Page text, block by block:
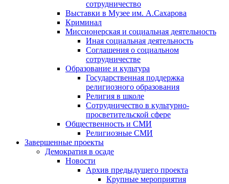
сотрудничество
Выставки в Музее им. А.Сахарова
Криминал
Миссионерская и социальная деятельность
Иная социальная деятельность
Соглашения о социальном
сотрудничестве
Образование и культура
Государственная поддержка
религиозного образования
Религия в школе
Сотрудничество в культурно-
просветительской сфере
Общественность и СМИ
Религиозные СМИ
Завершенные проекты
Демократия в осаде
Новости
Архив предыдущего проекта
Крупные мероприятия